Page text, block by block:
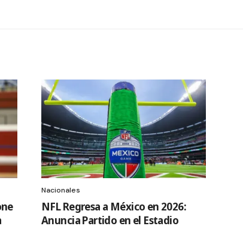
Nacionales
NFL Regresa a México en 2026:
Anuncia Partido en el Estadio